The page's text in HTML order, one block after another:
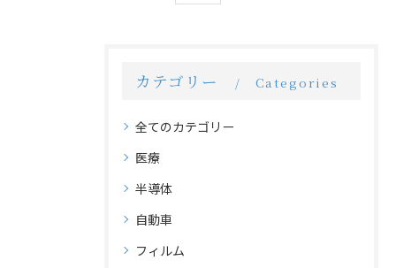
カテゴリー Categories
全てのカテゴリー
医療
半導体
自動車
フィルム